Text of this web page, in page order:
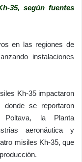
35, según fuentes
en las regiones de
instalaciones
Kh-35 impactaron
se reportaron
la Planta
aeronáutica y
misiles Kh-35, que